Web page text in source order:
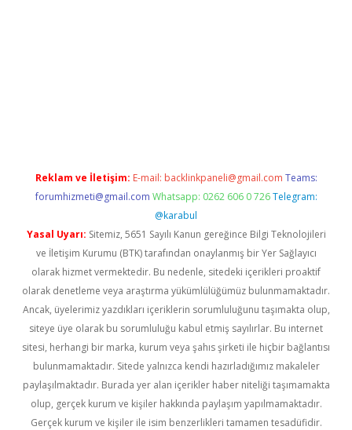
Reklam ve İletişim: E-mail: backlinkpaneli@gmail.com Teams:
forumhizmeti@gmail.com Whatsapp: 0262 606 0 726 Telegram:
@karabul
Yasal Uyarı: Sitemiz, 5651 Sayılı Kanun gereğince Bilgi Teknolojileri
ve İletişim Kurumu (BTK) tarafından onaylanmış bir Yer Sağlayıcı
olarak hizmet vermektedir. Bu nedenle, sitedeki içerikleri proaktif
olarak denetleme veya araştırma yükümlülüğümüz bulunmamaktadır.
Ancak, üyelerimiz yazdıkları içeriklerin sorumluluğunu taşımakta olup,
siteye üye olarak bu sorumluluğu kabul etmiş sayılırlar. Bu internet
sitesi, herhangi bir marka, kurum veya şahıs şirketi ile hiçbir bağlantısı
bulunmamaktadır. Sitede yalnızca kendi hazırladığımız makaleler
paylaşılmaktadır. Burada yer alan içerikler haber niteliği taşımamakta
olup, gerçek kurum ve kişiler hakkında paylaşım yapılmamaktadır.
Gerçek kurum ve kişiler ile isim benzerlikleri tamamen tesadüfidir.